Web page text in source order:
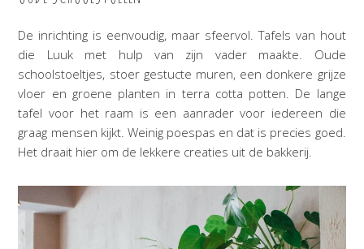
De inrichting is eenvoudig, maar sfeervol. Tafels van hout
die Luuk met hulp van zijn vader maakte. Oude
schoolstoeltjes, stoer gestucte muren, een donkere grijze
vloer en groene planten in terra cotta potten. De lange
tafel voor het raam is een aanrader voor iedereen die
graag mensen kijkt. Weinig poespas en dat is precies goed.
Het draait hier om de lekkere creaties uit de bakkerij.